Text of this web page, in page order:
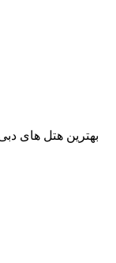
بهترین هتل های